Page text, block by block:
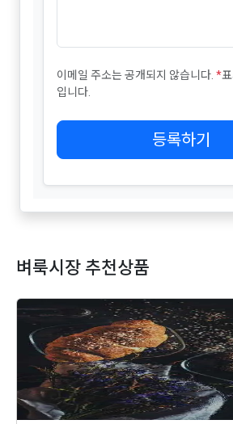
이메일 주소는 공개되지 않습니다. *
입니다.
등록하기
벼룩시장 추천상품